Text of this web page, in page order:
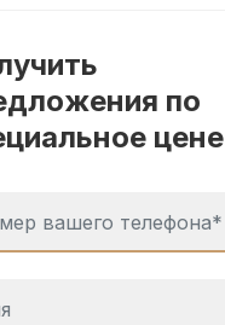
по
цене